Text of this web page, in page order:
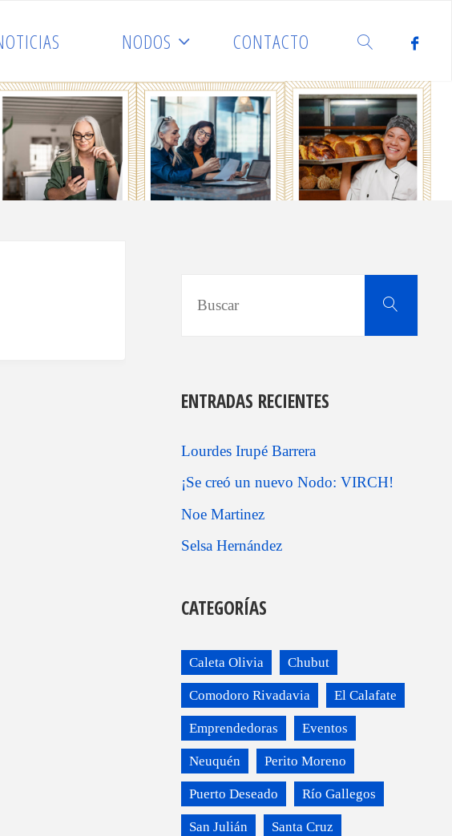
NODOS CONTACTO
BUSCAR
Buscar
ENTRADAS RECIENTES
Lourdes Irupé Barrera
¡Se creó un nuevo Nodo: VIRCH!
Noe Martinez
Selsa Hernández
CATEGORÍAS
Caleta Olivia Chubut
Comodoro Rivadavia El Calafate
Emprendedoras Eventos
Neuquén Perito Moreno
Puerto Deseado Río Gallegos
San Julián Santa Cruz